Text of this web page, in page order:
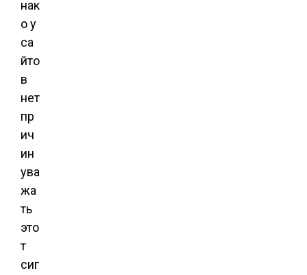
нак
о у
са
йто
в
нет
пр
ич
ин
ува
жа
ть
это
т
сиг